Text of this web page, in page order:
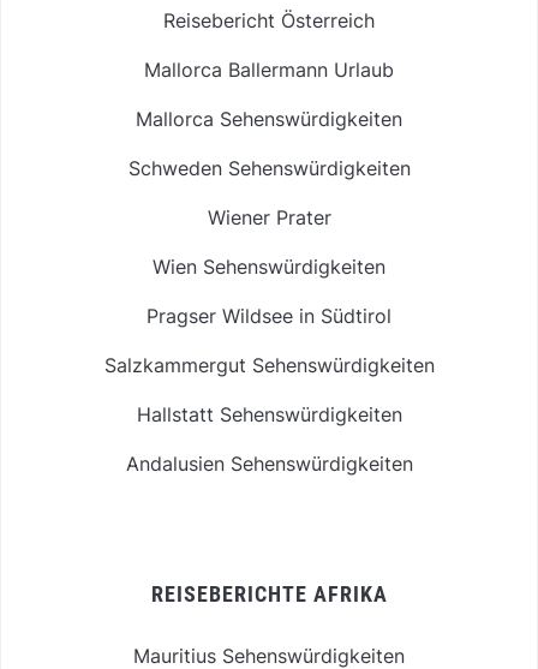
Reisebericht Österreich
Mallorca Ballermann Urlaub
Mallorca Sehenswürdigkeiten
Schweden Sehenswürdigkeiten
Wiener Prater
Wien Sehenswürdigkeiten
Pragser Wildsee in Südtirol
Salzkammergut Sehenswürdigkeiten
Hallstatt Sehenswürdigkeiten
Andalusien Sehenswürdigkeiten
REISEBERICHTE AFRIKA
Mauritius Sehenswürdigkeiten